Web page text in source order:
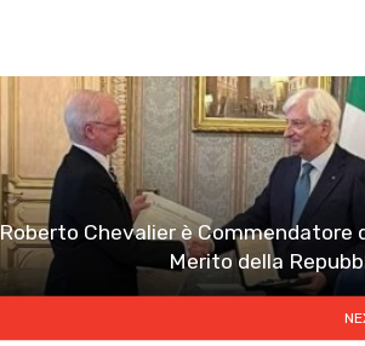
Roberto Chevalier è Commendatore
Merito della